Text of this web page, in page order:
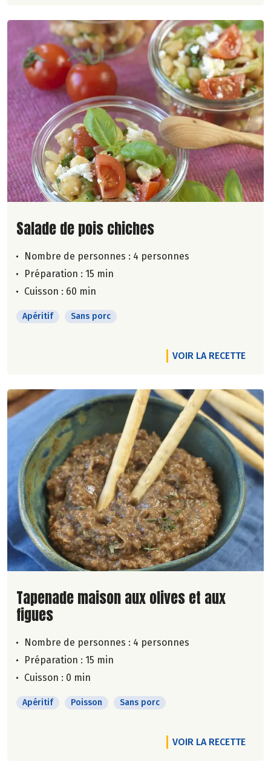
Lire la suite de la recette
Salade de pois chiches
Nombre de personnes : 4 personnes
Préparation : 15 min
Cuisson : 60 min
Apéritif Sans porc
VOIR LA RECETTE
Lire la suite de la recette
Tapenade maison aux olives et aux
figues
Nombre de personnes : 4 personnes
Préparation : 15 min
Cuisson : 0 min
Apéritif Poisson Sans porc
VOIR LA RECETTE